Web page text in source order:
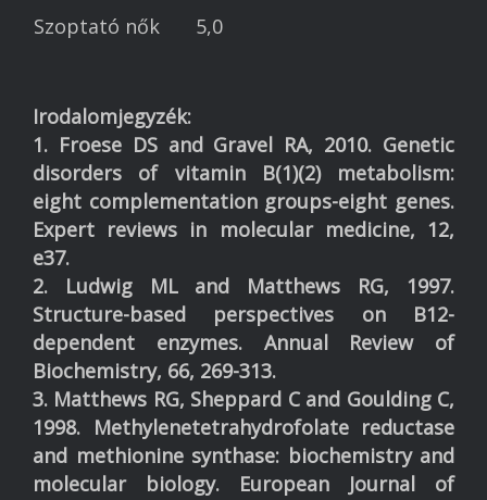
Szoptató nők 5,0
Irodalomjegyzék:
1. Froese DS and Gravel RA, 2010. Genetic
disorders of vitamin B(1)(2) metabolism:
eight complementation groups-eight genes.
Expert reviews in molecular medicine, 12,
e37.
2. Ludwig ML and Matthews RG, 1997.
Structure-based perspectives on B12-
dependent enzymes. Annual Review of
Biochemistry, 66, 269-313.
3. Matthews RG, Sheppard C and Goulding C,
1998. Methylenetetrahydrofolate reductase
and methionine synthase: biochemistry and
molecular biology. European Journal of